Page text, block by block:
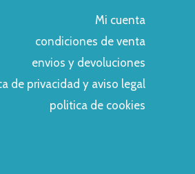
Mi cuenta
condiciones de venta
envios y devoluciones
de privacidad y aviso legal
politica de cookies